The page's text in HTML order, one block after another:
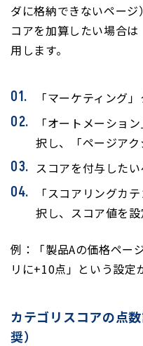
ダに格納できないペー
コアを加算したい場合
用します。
「マーケティング
「オートメーショ
択し、「ページア
スコアを付与した
「スコアリングカ
択し、スコア値を
例：「製品Aの価格ペー
リに+10点」という設定
カテゴリスコアの点
奨）